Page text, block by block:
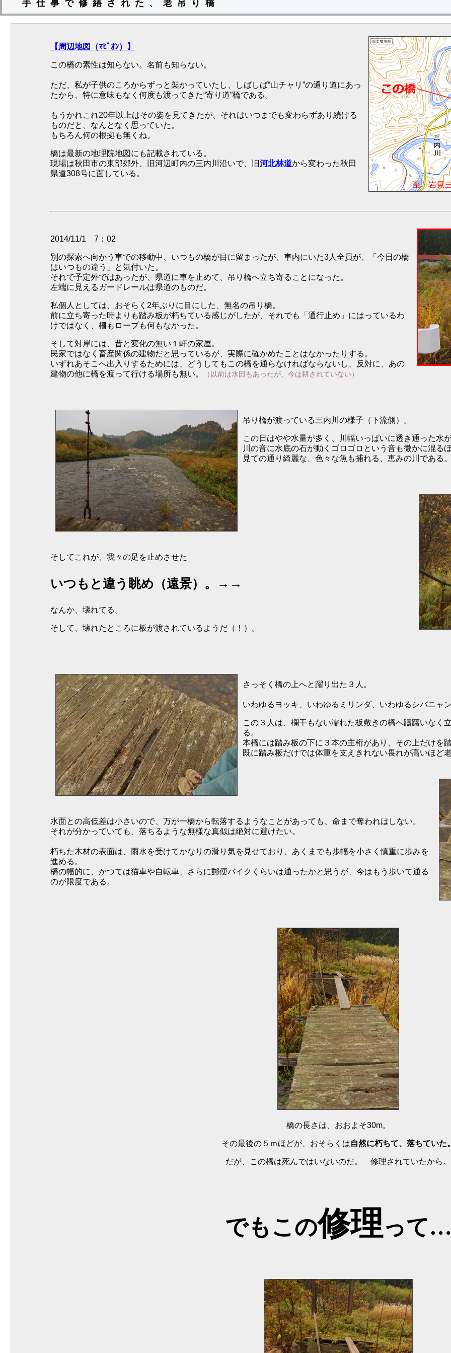
手仕事で修繕された、老吊り橋
【周辺地図（ﾏﾋﾟｵﾝ）】
この橋の素性は知らない。名前も知らない。
ただ、私が子供のころからずっと架かっていたし、しばしば“山チャリ”の通り道にあっ
たから、特に意味もなく何度も渡ってきた“寄り道”橋である。
もうかれこれ20年以上はその姿を見てきたが、それはいつまでも変わらずあり続ける
ものだと、なんとなく思っていた。
もちろん何の根拠も無くね。
橋は最新の地理院地図にも記載されている。
現場は秋田市の東部郊外、旧河辺町内の三内川沿いで、旧河北林道から変わった秋田
県道308号に面している。
2014/11/1 7：02
別の探索へ向かう車での移動中、いつもの橋が目に留まったが、車内にいた3人全員が、「今日の橋
はいつもの違う」と気付いた。
それで予定外ではあったが、県道に車を止めて、吊り橋へ立ち寄ることになった。
左端に見えるガードレールは県道のものだ。
私個人としては、おそらく2年ぶりに目にした、無名の吊り橋。
前に立ち寄った時よりも踏み板が朽ちている感じがしたが、それでも「通行止め」にはっているわ
けではなく、柵もロープも何もなかった。
そして対岸には、昔と変化の無い１軒の家屋。
民家ではなく畜産関係の建物だと思っているが、実際に確かめたことはなかったりする。
いずれあそこへ出入りするためには、どうしてもこの橋を通らなければならないし、反対に、あの
建物の他に橋を渡って行ける場所も無い。
（以前は水田もあったが、今は耕されていない）
吊り橋が渡っている三内川の様子（下流側）。
この日はやや水量が多く、川幅いっぱいに透き通った水
川の音に水底の石が動くゴロゴロという音も微かに混る
見ての通り綺麗な、色々な魚も捕れる、恵みの川である
そしてこれが、我々の足を止めさせた
いつもと違う眺め（遠景）。→→
なんか、壊れてる。
そして、壊れたところに板が渡されているようだ（！）。
さっそく橋の上へと躍り出た３人。
いわゆるヨッキ、いわゆるミリンダ、いわゆるシバニャ
この３人は、欄干もない濡れた板敷きの橋へ躊躇いなく
る。
本橋には踏み板の下に３本の主桁があり、その上だけを
既に踏み板だけでは体重を支えきれない畏れが高いほど
水面との高低差は小さいので、万が一橋から転落するようなことがあっても、命まで奪われはしない。
それが分かっていても、落ちるような無様な真似は絶対に避けたい。
朽ちた木材の表面は、雨水を受けてかなりの滑り気を見せており、あくまでも歩幅を小さく慎重に歩みを
進める。
橋の幅的に、かつては猫車や自転車、さらに郵便バイクくらいは通ったかと思うが、今はもう歩いて通る
のが限度である。
橋の長さは、おおよそ30m。
その最後の５ｍほどが、おそらくは自然に朽ちて、落ちていた
だが、この橋は死んではいないのだ。 修理されていたから。
でもこの修理って